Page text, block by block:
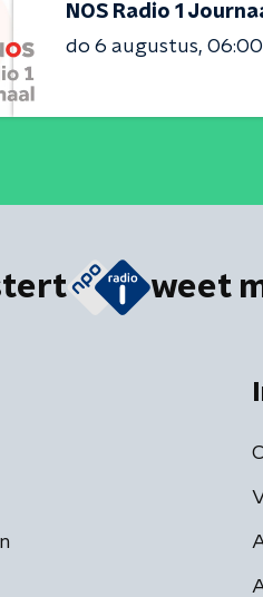
NOS Radio 1
do 6 augustus
weet